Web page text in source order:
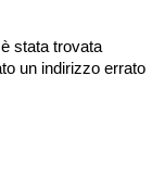
stata trovata
un indirizzo errato